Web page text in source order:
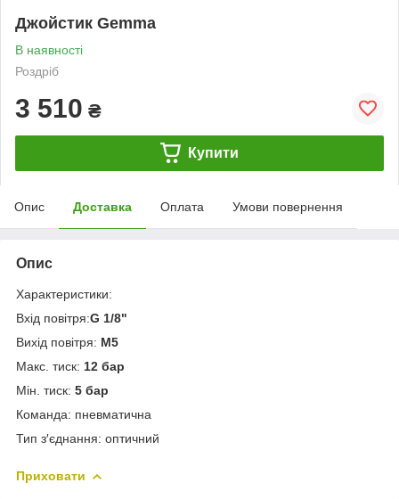
Джойстик Gemma
В наявності
Роздріб
3 510 ₴
Купити
Опис Доставка Оплата Умови повернення
Опис
Характеристики:
Вхід повітря:G 1/8"
Вихід повітря: М5
Макс. тиск: 12 бар
Мін. тиск: 5 бар
Команда: пневматична
Тип з′єднання: оптичний
Приховати